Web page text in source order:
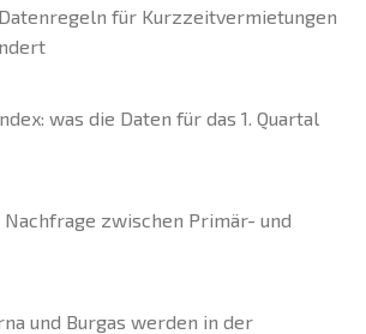
für Kurzzeitvermietungen
was die Daten für das 1. Quartal
zwischen Primär- und
und Burgas werden in der